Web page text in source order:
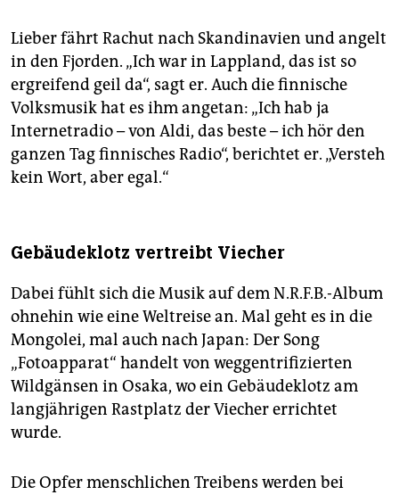
Lieber fährt Rachut nach Skandinavien und angelt
in den Fjorden. „Ich war in Lappland, das ist so
ergreifend geil da“, sagt er. Auch die finnische
Volksmusik hat es ihm angetan: „Ich hab ja
Internetradio – von Aldi, das beste – ich hör den
ganzen Tag finnisches Radio“, berichtet er. „Versteh
kein Wort, aber egal.“
Gebäudeklotz vertreibt Viecher
Dabei fühlt sich die Musik auf dem N.R.F.B.-Album
ohnehin wie eine Weltreise an. Mal geht es in die
Mongolei, mal auch nach Japan: Der Song
„Fotoapparat“ handelt von weggentrifizierten
Wildgänsen in Osaka, wo ein Gebäudeklotz am
langjährigen Rastplatz der Viecher errichtet
wurde.
Die Opfer menschlichen Treibens werden bei